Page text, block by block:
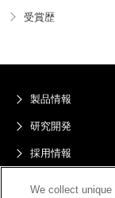
受賞歴
製品情報
研究開発
採用情報
We collect